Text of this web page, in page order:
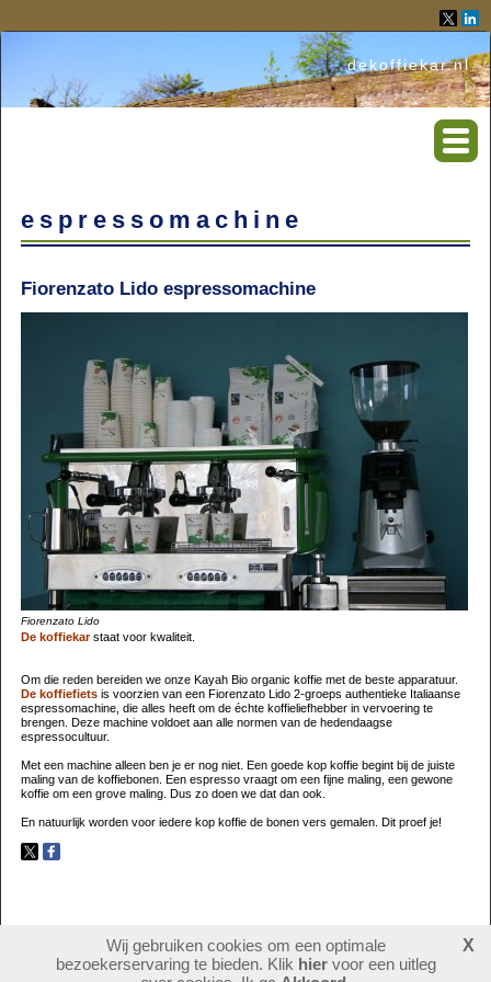
dekoffiekar.nl
espressomachine
Fiorenzato Lido espressomachine
Fiorenzato Lido
De koffiekarstaat voor kwaliteit.
Om die reden bereiden we onze Kayah Bio organic koffie met de beste apparatuur.
De koffiefietsis voorzien van een Fiorenzato Lido 2-groeps authentieke Italiaanse
espressomachine, die alles heeft om de échte koffieliefhebber in vervoering te
brengen. Deze machine voldoet aan alle normen van de hedendaagse
espressocultuur.
Met een machine alleen ben je er nog niet. Een goede kop koffie begint bij de juiste
maling van de koffiebonen. Een espresso vraagt om een fijne maling, een gewone
koffie om een grove maling. Dus zo doen we dat dan ook.
En natuurlijk worden voor iedere kop koffie de bonen vers gemalen. Dit proef je!
567639bezoekers
login
Wij gebruiken cookies om een optimale
bezoekerservaring te bieden. Klik hiervoor een uitleg
X